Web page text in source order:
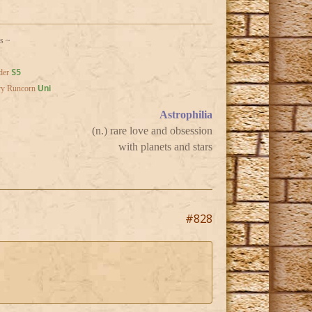
~
S5
Runcorn Uni
Astrophilia
(n.) rare love and obsession
with planets and stars
#828